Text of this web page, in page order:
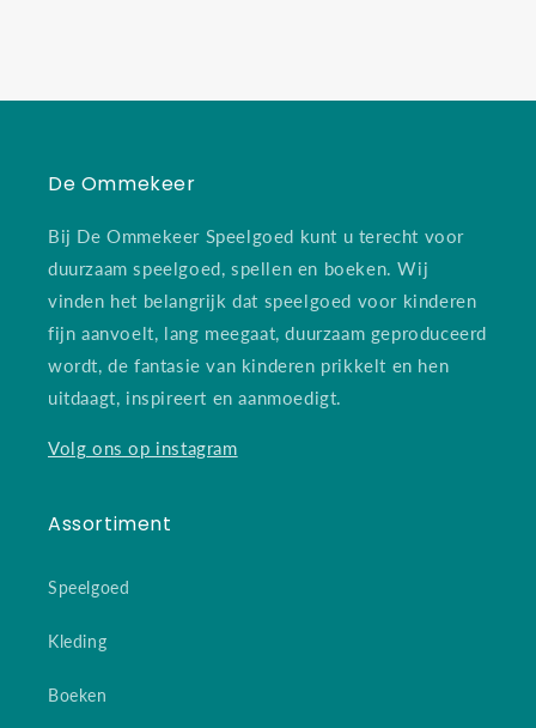
De Ommekeer
Bij De Ommekeer Speelgoed kunt u terecht voor
duurzaam speelgoed, spellen en boeken. Wij
vinden het belangrijk dat speelgoed voor kinderen
fijn aanvoelt, lang meegaat, duurzaam geproduceerd
wordt, de fantasie van kinderen prikkelt en hen
uitdaagt, inspireert en aanmoedigt.
Volg ons op instagram
Assortiment
Speelgoed
Kleding
Boeken